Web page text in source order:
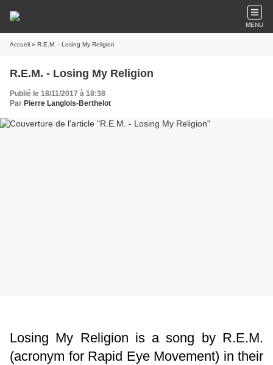
MENU
Accueil » R.E.M. - Losing My Religion
R.E.M. - Losing My Religion
Publié le 18/11/2017 à 18:38
Par Pierre Langlois-Berthelot
Losing My Religion is a song by R.E.M.
(acronym for Rapid Eye Movement) in their